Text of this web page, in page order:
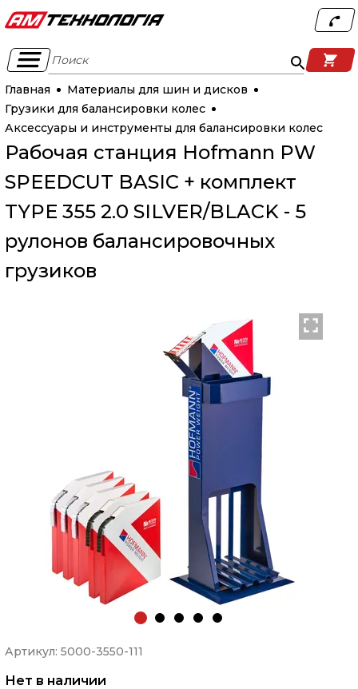
Поиск
Главная
Материалы для шин и дисков
Грузики для балансировки колес
Аксессуары и инструменты для балансировки колес
Рабочая станция Hofmann PW
SPEEDCUT BASIC + комплект
TYPE 355 2.0 SILVER/BLACK - 5
рулонов балансировочных
грузиков
Артикул: 5000-3550-111
Нет в наличии